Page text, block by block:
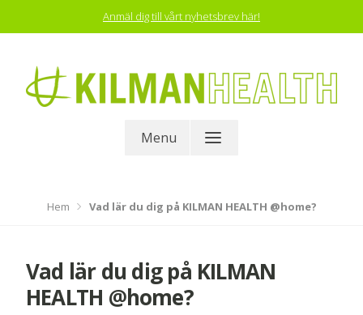
Anmäl dig till vårt nyhetsbrev här!
KILMAN HEALTH
Menu
Hem Vad lär du dig på KILMAN HEALTH @home?
Vad lär du dig på KILMAN
HEALTH @home?